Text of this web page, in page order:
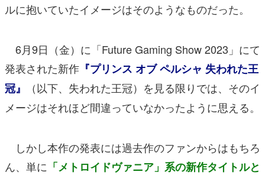
運営：株式会社マレ
ルに抱いていたイメージはそのようなものだった。
6月9日（金）に「Future Gaming Show 2023」にて
発表された新作 『プリンス オブ ペルシャ 失われた王
冠』
（以下、失われた王冠）を見る限りでは、そのイ
メージはそれほど間違っていなかったように思える。
しかし本作の発表には過去作のファンからはもちろ
ん、単に 「メトロイドヴァニア」系の新作タイトルと